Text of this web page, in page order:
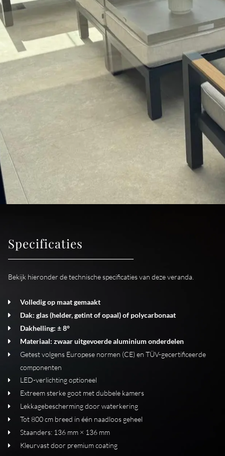
Specificaties
Bekijk hieronder de technische specificaties van deze veranda.
Volledig op maat gemaakt
Dak: glas (helder, getint of opaal) of polycarbonaat
Dakhelling: ± 8°
Materiaal: zwaar uitgevoerde aluminium onderdelen
Getest volgens Europese normen (CE) en TÜV-gecertificeerde
componenten
LED-verlichting optioneel
Extreem sterke goot met dubbele kamers
Lekkagebescherming door waterkering
Tot 800 cm breed in één naadloos geheel
Staanders: 136 mm × 136 mm
Kleurvast door premium coating